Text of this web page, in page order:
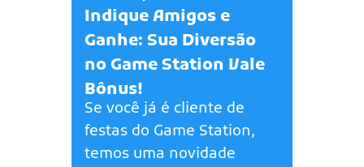
Indique Amigos e
Ganhe: Sua Diversão
no Game Station Vale
Bônus!
Se você já é cliente de
festas do Game Station,
temos uma novidade